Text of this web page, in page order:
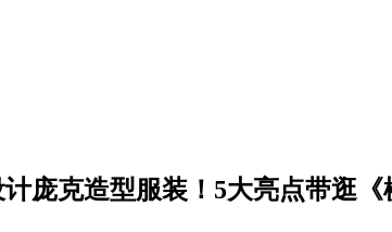
庞克造型服装！5大亮点带逛